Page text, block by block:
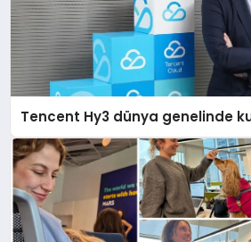
Tencent Hy3 dünya genelinde